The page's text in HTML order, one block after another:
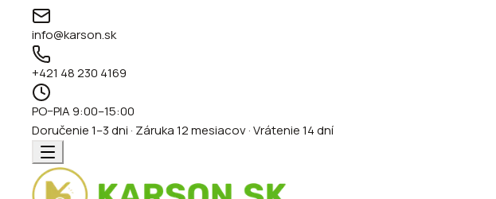
info@karson.sk
+421 48 230 4169
PO–PIA 9:00–15:00
Doručenie 1–3 dni · Záruka 12 mesiacov · Vrátenie 14 dní